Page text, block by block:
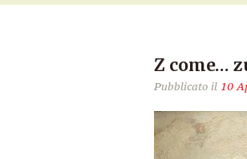
Z come…
Pubblicato il 10